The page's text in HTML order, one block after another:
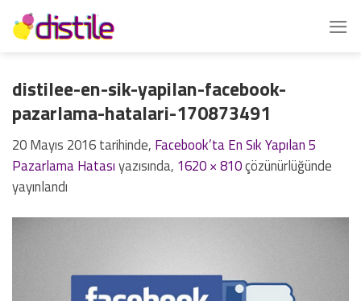
İçeriğe
atla
distilee-en-sik-yapilan-facebook-
pazarlama-hatalari-170873491
20 Mayıs 2016tarihinde, Facebook’ta En Sık Yapılan 5
Pazarlama Hatasıyazısında, 1620 × 810çözünürlüğünde
yayınlandı